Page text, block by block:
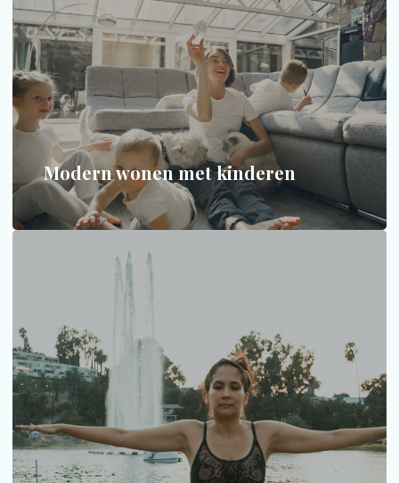
Modern wonen met kinderen
Modern wonen met kinderen
Praktisch en stijlvol - het hoeft geen tegenspraak te
MEER INFORMATIE